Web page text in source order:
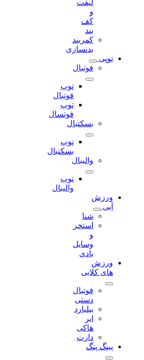
کمربند
بدنسازی
توپی
فوتبال
توپ
فوتبال
توپ
فوتسال
بسکتبال
توپ
بسکتبال
والیبال
توپ
والیبال
ورزش
شنا
استخر
وسایل
ورزش
های کلابی
فوتبال
دستی
بیلیارد
دارت
پینگ پنگ